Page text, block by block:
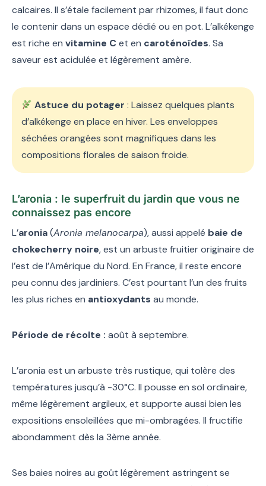
calcaires. Il s’étale facilement par rhizomes, il faut donc
le contenir dans un espace dédié ou en pot. L’alkékenge
est riche en vitamine Cet en caroténoïdes. Sa
saveur est acidulée et légèrement amère.
Astuce du potager : Laissez quelques plants
d’alkékenge en place en hiver. Les enveloppes
séchées orangées sont magnifiques dans les
compositions florales de saison froide.
L’aronia : le superfruit du jardin que vous ne
connaissez pas encore
L’aronia(Aronia melanocarpa), aussi appelé baie de
chokecherry noire, est un arbuste fruitier originaire de
l’est de l’Amérique du Nord. En France, il reste encore
peu connu des jardiniers. C’est pourtant l’un des fruits
les plus riches en antioxydants au monde.
Période de récolte : août à septembre.
L’aronia est un arbuste très rustique, qui tolère des
températures jusqu’à -30°C. Il pousse en sol ordinaire,
même légèrement argileux, et supporte aussi bien les
expositions ensoleillées que mi-ombragées. Il fructifie
abondamment dès la 3ème année.
Ses baies noires au goût légèrement astringent se